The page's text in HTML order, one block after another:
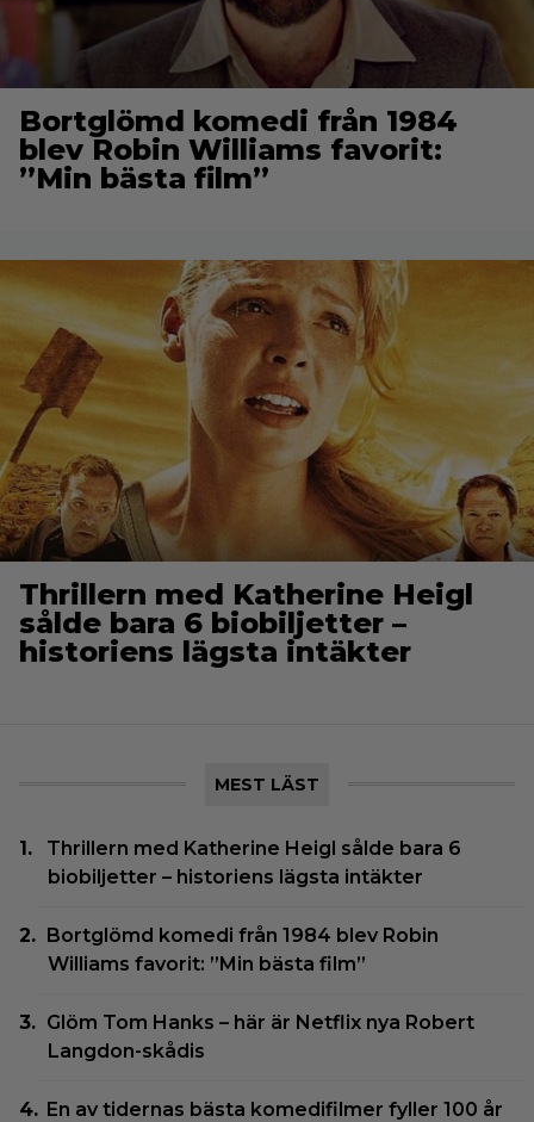
Bortglömd komedi från 1984
blev Robin Williams favorit:
”Min bästa film”
Thrillern med Katherine Heigl
sålde bara 6 biobiljetter –
historiens lägsta intäkter
MEST LÄST
Thrillern med Katherine Heigl sålde bara 6
biobiljetter – historiens lägsta intäkter
Bortglömd komedi från 1984 blev Robin
Williams favorit: ”Min bästa film”
Glöm Tom Hanks – här är Netflix nya Robert
Langdon-skådis
En av tidernas bästa komedifilmer fyller 100 år